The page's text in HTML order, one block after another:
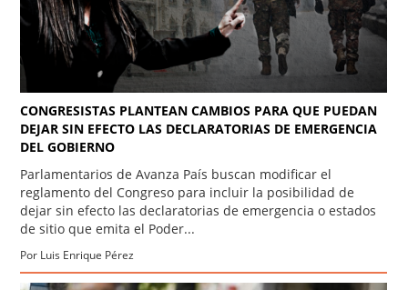
CONGRESISTAS PLANTEAN CAMBIOS PARA QUE PUEDAN
DEJAR SIN EFECTO LAS DECLARATORIAS DE EMERGENCIA
DEL GOBIERNO
Parlamentarios de Avanza País buscan modificar el
reglamento del Congreso para incluir la posibilidad de
dejar sin efecto las declaratorias de emergencia o estados
de sitio que emita el Poder...
Por Luis Enrique Pérez